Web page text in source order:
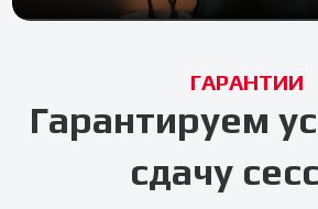
ГАРАНТИИ
Гарантируем
сдачу